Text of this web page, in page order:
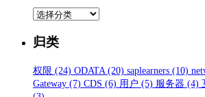
分
归类
权限 (24) ODATA (20) saplearners (10)
Gateway (7) CDS (6) 用户 (5) 服务器 (4)